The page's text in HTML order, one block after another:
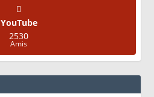
YouTube
2530
Amis